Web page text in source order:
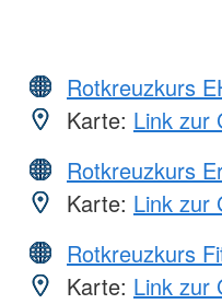
Rotkreuzkurs
Karte: Link zur
Rotkreuzkurs
Karte: Link zur
Rotkreuzkurs
Karte: Link zur